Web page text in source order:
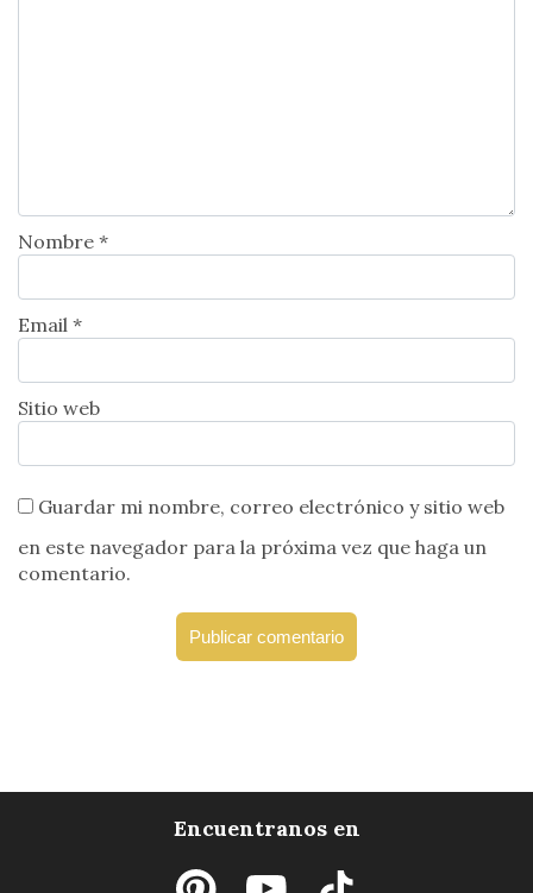
Nombre *
Email *
Sitio web
Guardar mi nombre, correo electrónico y sitio web
en este navegador para la próxima vez que haga un
comentario.
Encuentranos en